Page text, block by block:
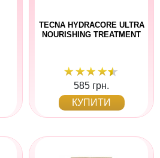
TECNA HYDRACORE ULTRA
NOURISHING TREATMENT
585 грн.
КУПИТИ